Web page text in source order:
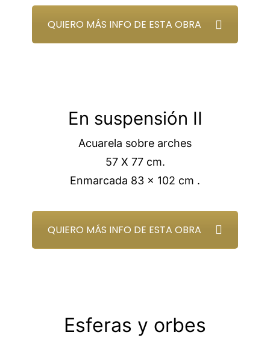
QUIERO MÁS INFO DE ESTA OBRA
En suspensión II
Acuarela sobre arches
57 X 77 cm.
Enmarcada 83 x 102 cm .
QUIERO MÁS INFO DE ESTA OBRA
Esferas y orbes